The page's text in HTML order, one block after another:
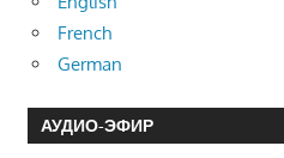
French
German
АУДИО-ЭФИР